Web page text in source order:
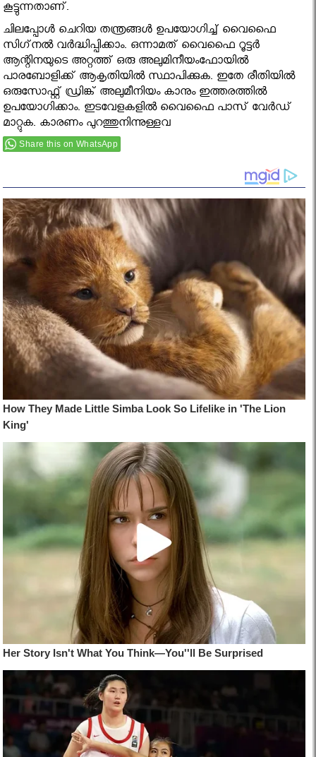
കൂട്ടുന്നതാണ്.
ചിലപ്പോൾ ചെറിയ തന്ത്രങ്ങൾ ഉപയോഗിച്ച് വൈഫൈ
സിഗ്‌നൽ വർദ്ധിപ്പിക്കാം. ഒന്നാമത് വൈഫൈ റൂട്ടർ
ആന്റിനയുടെ അറ്റത്ത് ഒരു അലുമിനീയംഫോയിൽ
പാരബോളിക്ക് ആകൃതിയിൽ സ്ഥാപിക്കുക. ഇതേ രീതിയിൽ
ഒരുസോഫ്റ്റ് ഡ്രിങ്ക് അലുമീനിയം കാനും ഇത്തരത്തിൽ
ഉപയോഗിക്കാം. ഇടവേളകളിൽ വൈഫൈ പാസ് വേർഡ്
മാറ്റുക. കാരണം പുറത്തുനിന്നുള്ളവ
Share this on WhatsApp